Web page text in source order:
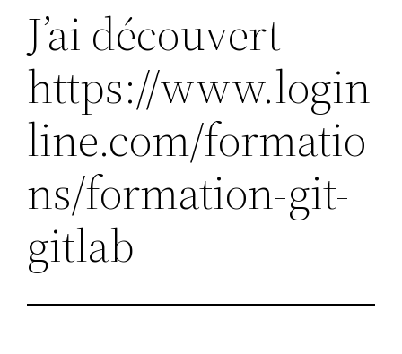
J’ai découvert
https://www.login
line.com/formatio
ns/formation-git-
gitlab